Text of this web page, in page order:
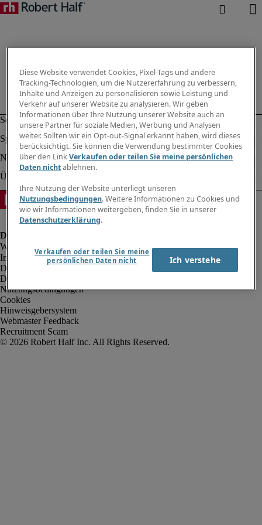
Impressum
Datenschutz
Datenschutz Arbeitnehmer/Zeitarbeitskräfte
Nutzungsbedingungen
Cookies
Hinweisgebersystem
Webmaster Feedback
Recruitment Scam
Diese Website verwendet Cookies, Pixel-Tags und andere
Tracking-Technologien, um die Nutzererfahrung zu verbessern,
Inhalte und Anzeigen zu personalisieren sowie Leistung und
Verkehr auf unserer Website zu analysieren. Wir geben
Informationen über Ihre Nutzung unserer Website auch an
unsere Partner für soziale Medien, Werbung und Analysen
weiter. Sollten wir ein Opt-out-Signal erkannt haben, wird dieses
berücksichtigt. Sie können die Verwendung bestimmter Cookies
über den LinkVerkaufen oder teilen Sie meine persönlichen
Daten nichtablehnen.
Ihre Nutzung der Website unterliegt unseren
Nutzungsbedingungen. Weitere Informationen zu Cookies und
wie wir Informationen weitergeben, finden Sie in unserer
Datenschutzerklärung.
Verkaufen oder teilen Sie meine
persönlichen Daten nicht
Ich verstehe